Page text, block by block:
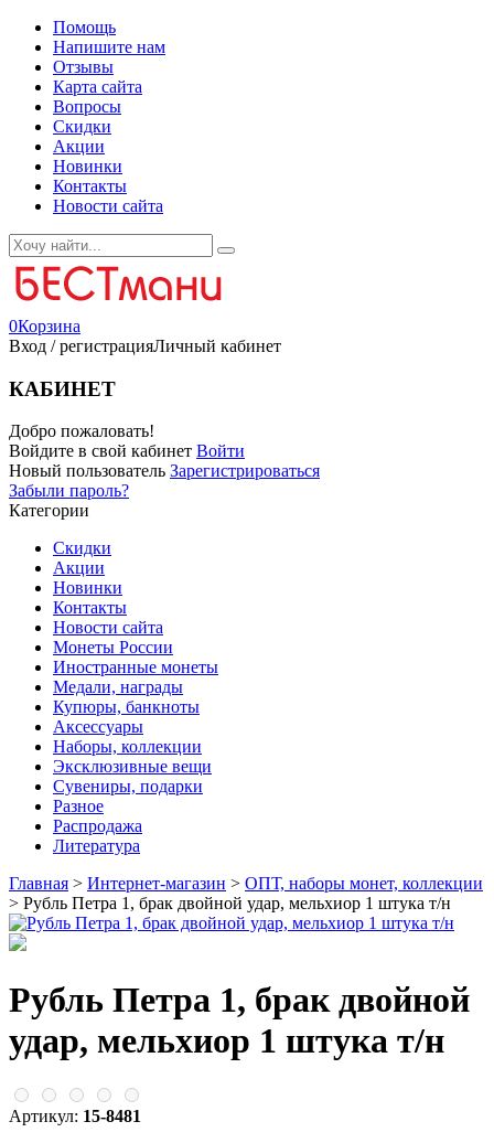
Помощь
Напишите нам
Отзывы
Карта сайта
Вопросы
Скидки
Акции
Новинки
Контакты
Новости сайта
0Корзина
Вход / регистрацияЛичный кабинет
КАБИНЕТ
Добро пожаловать!
Войдите в свой кабинет Войти
Новый пользователь Зарегистрироваться
Забыли пароль?
Категории
Скидки
Акции
Новинки
Контакты
Новости сайта
Монеты России
Иностранные монеты
Медали, награды
Купюры, банкноты
Аксессуары
Наборы, коллекции
Эксклюзивные вещи
Сувениры, подарки
Разное
Распродажа
Литература
Главная > Интернет-магазин > ОПТ, наборы монет, коллекции
> Рубль Петра 1, брак двойной удар, мельхиор 1 штука т/н
Рубль Петра 1, брак двойной
удар, мельхиор 1 штука т/н
Артикул: 15-8481